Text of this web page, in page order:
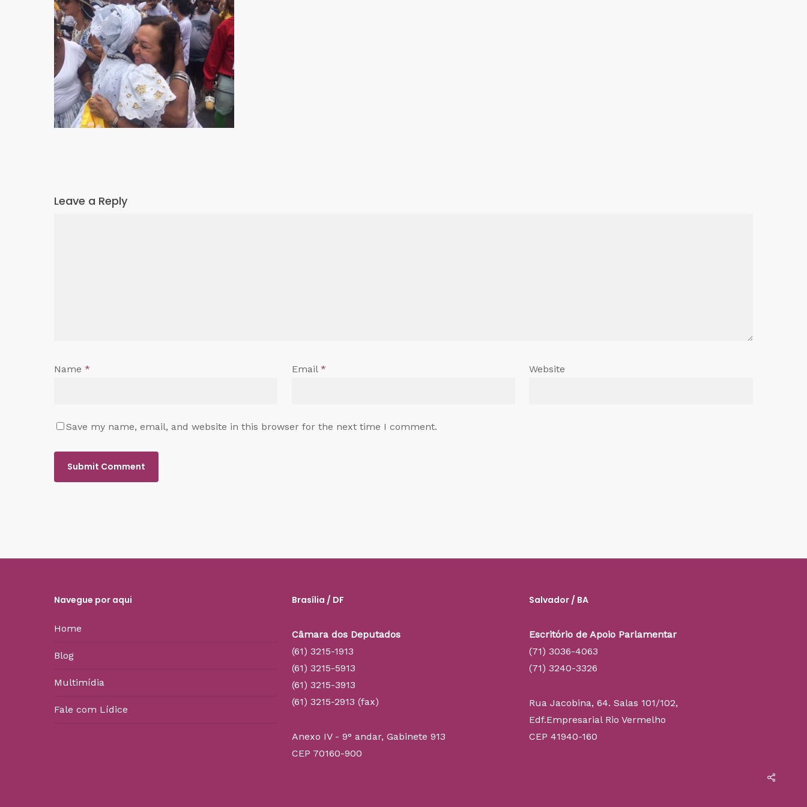
Leave a Reply
Name * Email * Website
Save my name, email, and website in this browser for the next time I comment.
Navegue por aqui
Home
Blog
Multimídia
Fale com Lídice
Brasília / DF
Câmara dos Deputados
(61) 3215-1913
(61) 3215-5913
(61) 3215-3913
(61) 3215-2913 (fax)
Anexo IV - 9° andar, Gabinete 913
CEP 70160-900
Salvador / BA
Escritório de Apoio Parlamentar
(71) 3036-4063
(71) 3240-3326
Rua Jacobina, 64. Salas 101/102,
Edf.Empresarial Rio Vermelho
CEP 41940-160